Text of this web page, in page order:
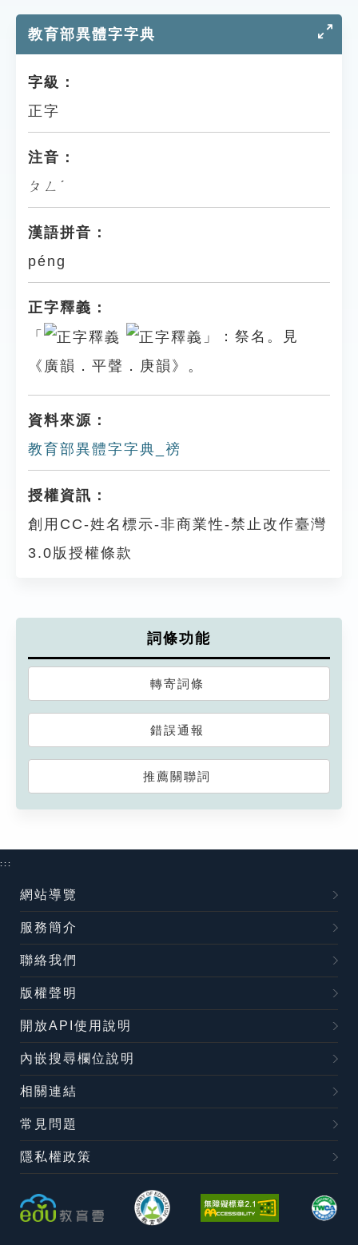
貓頭鷹博士
教育部異體字字典
字級：
正字
注音：
ㄆㄥˊ
漢語拼音：
péng
正字釋義：
「
」：祭名。見
《廣韻．平聲．庚韻》。
資料來源：
教育部異體字字典_䄘
授權資訊：
創用CC-姓名標示-非商業性-禁止改作臺灣
3.0版授權條款
詞條功能
轉寄詞條
錯誤通報
推薦關聯詞
:::
網站導覽
服務簡介
聯絡我們
版權聲明
開放API使用說明
內嵌搜尋欄位說明
相關連結
常見問題
隱私權政策